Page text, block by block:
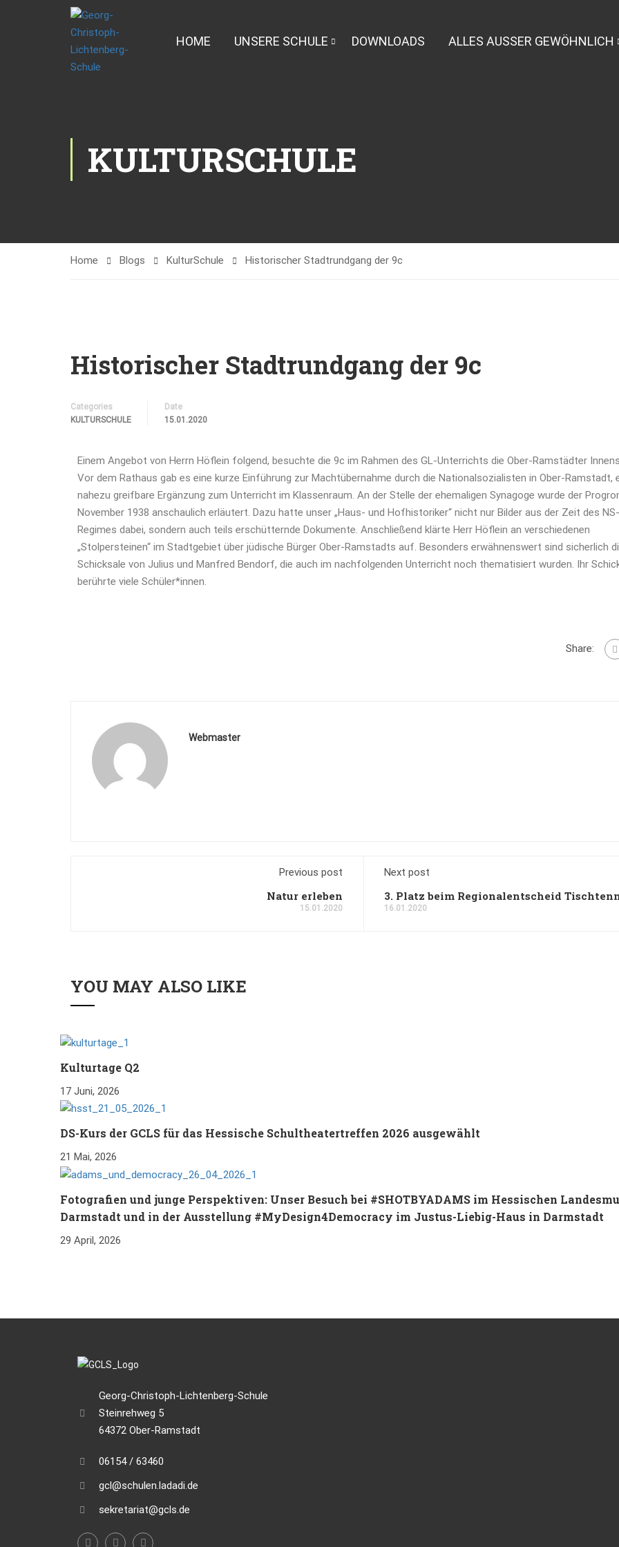
HOME UNSERE SCHULE DOWNLOADS ALLES AUSSER GEWÖHNLICH
KULTURSCHULE
Home Blogs KulturSchule Historischer Stadtrundgang der 9c
Historischer Stadtrundgang der 9c
Categories
KULTURSCHULE
Date
15.01.2020
Einem Angebot von Herrn Höflein folgend, besuchte die 9c im Rahmen des GL-Unterrichts die Ober-Ramstädter
Vor dem Rathaus gab es eine kurze Einführung zur Machtübernahme durch die Nationalsozialisten in Ober-Ramstadt,
nahezu greifbare Ergänzung zum Unterricht im Klassenraum. An der Stelle der ehemaligen Synagoge wurde der
November 1938 anschaulich erläutert. Dazu hatte unser „Haus- und Hofhistoriker“ nicht nur Bilder aus der Zeit des NS-
Regimes dabei, sondern auch teils erschütternde Dokumente. Anschließend klärte Herr Höflein an verschiedenen
„Stolpersteinen“ im Stadtgebiet über jüdische Bürger Ober-Ramstadts auf. Besonders erwähnenswert sind sicherlich
Schicksale von Julius und Manfred Bendorf, die auch im nachfolgenden Unterricht noch thematisiert wurden. Ihr
berührte viele Schüler*innen.
Share:
Webmaster
Previous post
Natur erleben
15.01.2020
Next post
3. Platz beim Regionalentscheid
16.01.2020
YOU MAY ALSO LIKE
Kulturtage Q2
17 Juni, 2026
DS-Kurs der GCLS für das Hessische Schultheatertreffen 2026 ausgewählt
21 Mai, 2026
Fotografien und junge Perspektiven: Unser Besuch bei #SHOTBYADAMS im Hessischen
Darmstadt und in der Ausstellung #MyDesign4Democracy im Justus-Liebig-Haus in Darmstadt
29 April, 2026
Georg-Christoph-Lichtenberg-Schule
Steinrehweg 5
64372 Ober-Ramstadt
06154 / 63460
gcl@schulen.ladadi.de
sekretariat@gcls.de